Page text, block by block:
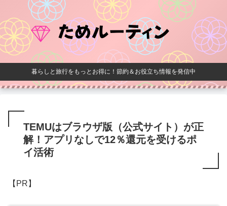
暮らしと旅行をもっとお得に！節約＆お役立ち情報を発信中
TEMUはブラウザ版（公式サイト）が正
解！アプリなしで12％還元を受けるポ
イ活術
【PR】